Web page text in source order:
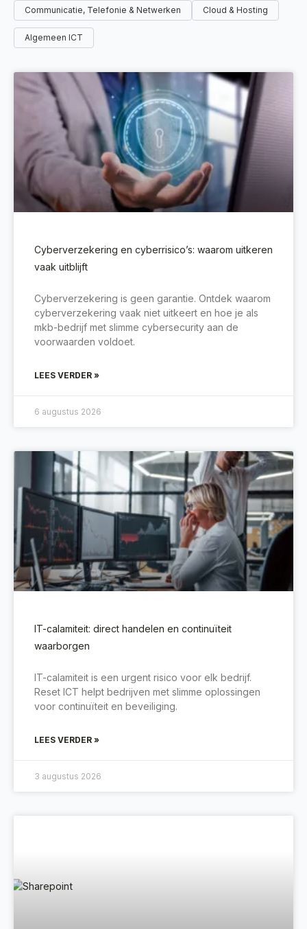
Communicatie, Telefonie & Netwerken Cloud & Hosting
Algemeen ICT
Cyberverzekering en cyberrisico’s: waarom uitkeren
vaak uitblijft
Cyberverzekering is geen garantie. Ontdek waarom
cyberverzekering vaak niet uitkeert en hoe je als
mkb-bedrijf met slimme cybersecurity aan de
voorwaarden voldoet.
LEES VERDER »
6 augustus 2026
IT-calamiteit: direct handelen en continuïteit
waarborgen
IT-calamiteit is een urgent risico voor elk bedrijf.
Reset ICT helpt bedrijven met slimme oplossingen
voor continuïteit en beveiliging.
LEES VERDER »
3 augustus 2026